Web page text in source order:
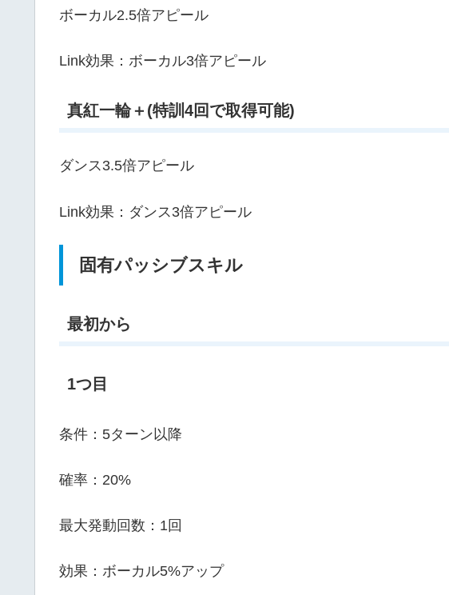
ボーカル2.5倍アピール
Link効果：ボーカル3倍アピール
真紅一輪＋(特訓4回で取得可能)
ダンス3.5倍アピール
Link効果：ダンス3倍アピール
固有パッシブスキル
最初から
1つ目
条件：5ターン以降
確率：20%
最大発動回数：1回
効果：ボーカル5%アップ